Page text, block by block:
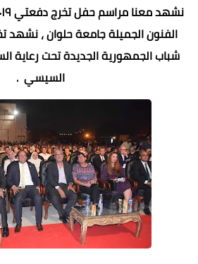
الفنون الجميلة جامعة حلوان ، نشهد
شباب الجمهورية الجديدة تحت رعاية
السيسي .